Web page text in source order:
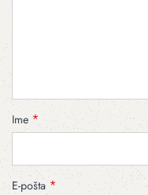
Ime*
E-pošta *